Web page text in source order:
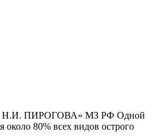
ПИРОГОВА» МЗ РФ Одной
80% всех видов острого